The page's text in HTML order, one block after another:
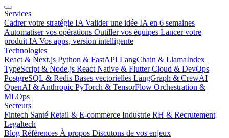
Services
Cadrer votre stratégie IA Valider une idée IA en 6 semaines
Automatiser vos opérations Outiller vos équipes Lancer votre
produit IA Vos apps, version intelligente
Technologies
React & Next.js Python & FastAPI LangChain & LlamaIndex
TypeScript & Node.js React Native & FlutterCloud & DevOps
PostgreSQL & Redis Bases vectorielles LangGraph & CrewAI
OpenAI & Anthropic PyTorch & TensorFlow Orchestration &
MLOps
Secteurs
Fintech Santé Retail & E-commerce Industrie RH & Recrutement
Legaltech
Blog Références À propos Discutons de vos enjeux